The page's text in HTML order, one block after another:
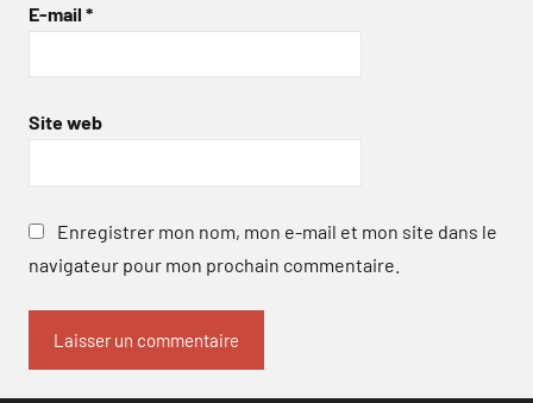
E-mail *
Site web
Enregistrer mon nom, mon e-mail et mon site dans le
navigateur pour mon prochain commentaire.